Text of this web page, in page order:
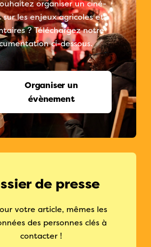
organiser un ciné-
les enjeux agricoles et
? Téléchargez notre
ci-dessous.
Organiser un
évènement
de presse
votre article, mêmes les
des personnes clés à
contacter !